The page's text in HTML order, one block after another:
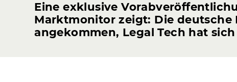
Eine exklusive
Marktmonitor zeigt: Die deutsche
angekommen, Legal Tech hat